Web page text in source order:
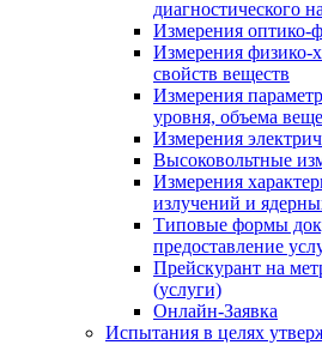
диагностического
Измерения оптико-
Измерения физико-
свойств веществ
Измерения
уровня, объема
Измерения
Высоковольтные
Измерения
излучений и
Типовые формы
предоставление
Прейскурант на
(услуги)
Онлайн-Заявка
Испытания в целях